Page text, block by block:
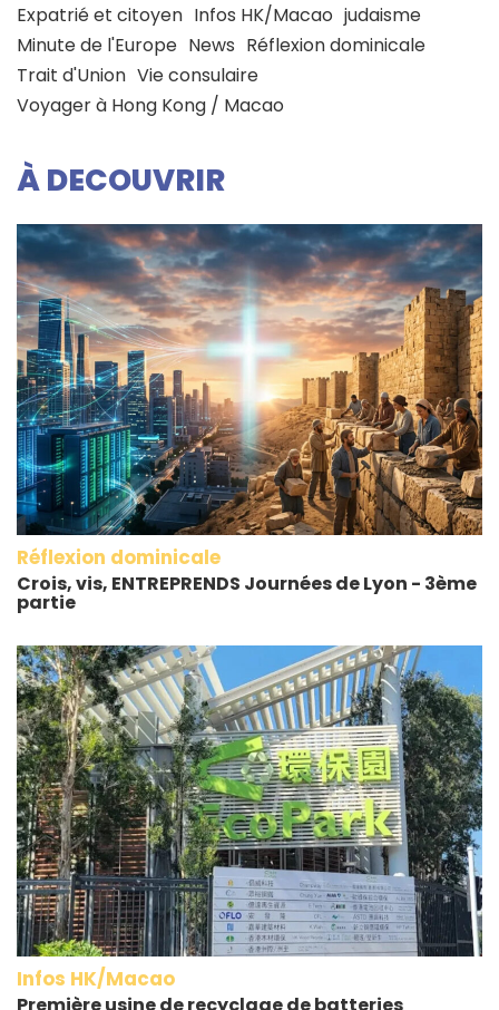
Expatrié et citoyen Infos HK/Macao judaisme
Minute de l'Europe News Réflexion dominicale
Trait d'Union Vie consulaire
Voyager à Hong Kong / Macao
À DECOUVRIR
Réflexion dominicale
Crois, vis, ENTREPRENDS Journées de Lyon - 3ème
partie
Infos HK/Macao